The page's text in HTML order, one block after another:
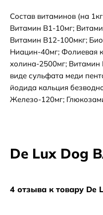
Состав витаминов (на
Витамин В1-10мг;
Витамин В12-100мкг;
Ниацин-40мг; Фолиевая
холина-2500мг; Витамин
виде сульфата меди
йодида кальция
Железо-120мг;
De Lux Dog
4 отзыва к товару De